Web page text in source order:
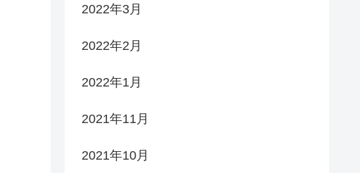
2022年3月
2022年2月
2022年1月
2021年11月
2021年10月